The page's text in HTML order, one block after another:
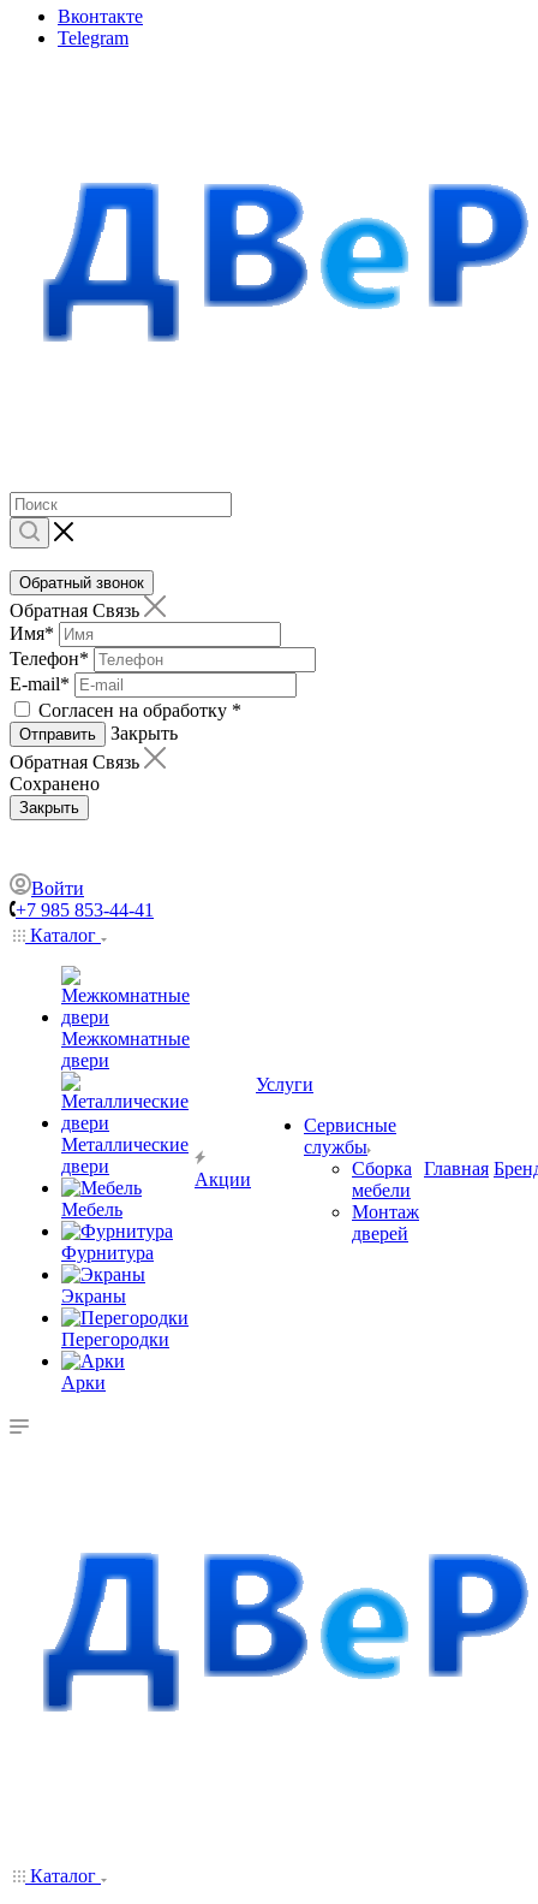
Вконтакте
Telegram
Обратный звонок
Обратная Связь
Имя*
Телефон*
E-mail*
Согласен на обработку *
Отправить
Закрыть
Обратная Связь
Сохранено
Закрыть
Войти
+7 985 853-44-41
Каталог
Межкомнатные
двери
Металлические
двери
Мебель
Фурнитура
Экраны
Перегородки
Арки
Акции
Услуги
Сервисные
службы
Сборка
мебели
Монтаж
дверей
Главная
Каталог